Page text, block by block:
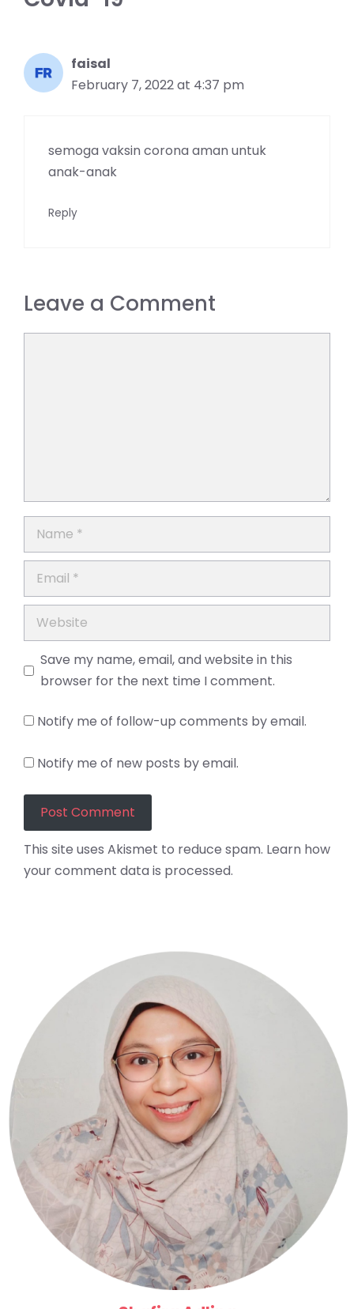
faisal
February 7, 2022 at 4:37 pm
semoga vaksin corona aman untuk
anak-anak
Reply
Leave a Comment
Name
Email
Website
Save my name, email, and website in this
browser for the next time I comment.
Notify me of follow-up comments by email.
Notify me of new posts by email.
This site uses Akismet to reduce spam. Learn how
your comment data is processed.